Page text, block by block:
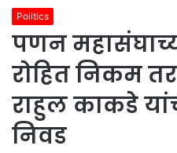
Politics
पणन
रोहित निकम तर
राहुल काकडे
निवड